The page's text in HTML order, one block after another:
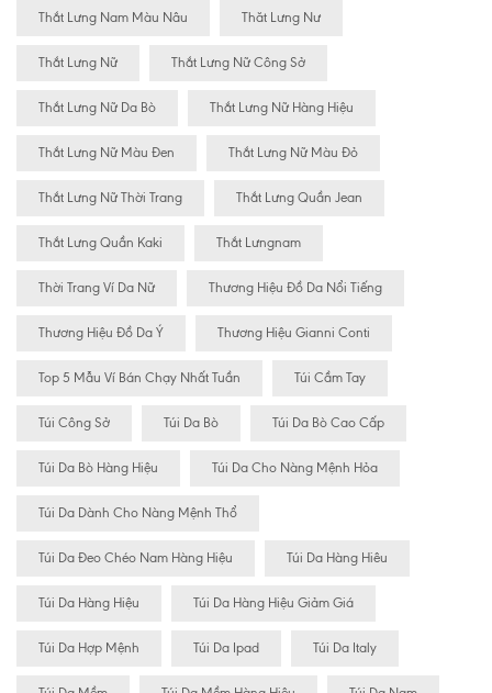
Thắt Lưng Nam Màu Nâu Thăt Lưng Nư
Thắt Lưng Nữ Thắt Lưng Nữ Công Sở
Thắt Lưng Nữ Da Bò Thắt Lưng Nữ Hàng Hiệu
Thắt Lưng Nữ Màu Đen Thắt Lưng Nữ Màu Đỏ
Thắt Lưng Nữ Thời Trang Thắt Lưng Quần Jean
Thắt Lưng Quần Kaki Thắt Lưngnam
Thời Trang Ví Da Nữ Thương Hiệu Đồ Da Nổi Tiếng
Thương Hiệu Đồ Da Ý Thương Hiệu Gianni Conti
Top 5 Mẫu Ví Bán Chạy Nhất Tuần Túi Cầm Tay
Túi Công Sở Túi Da Bò Túi Da Bò Cao Cấp
Túi Da Bò Hàng Hiệu Túi Da Cho Nàng Mệnh Hỏa
Túi Da Dành Cho Nàng Mệnh Thổ
Túi Da Đeo Chéo Nam Hàng Hiệu Túi Da Hàng Hiêu
Túi Da Hàng Hiệu Túi Da Hàng Hiệu Giảm Giá
Túi Da Hợp Mệnh Túi Da Ipad Túi Da Italy